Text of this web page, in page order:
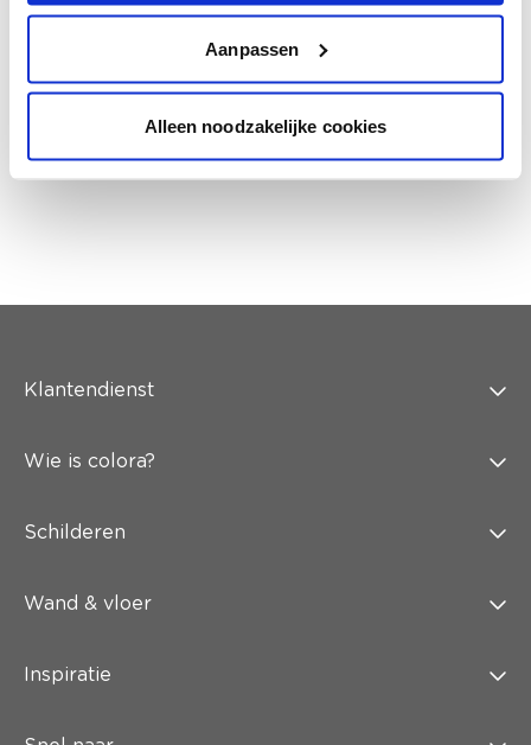
Aanpassen
Alleen noodzakelijke cookies
en je meubels.
Krijg ineens een technologische check-up
van je muren.
Klantendienst
Wie is colora?
Schilderen
Wand & vloer
Inspiratie